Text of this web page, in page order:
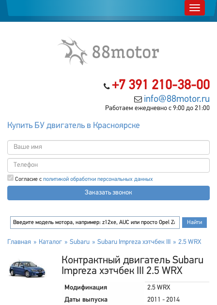
+7 391 210-38-00
info@88motor.ru
Работаем ежедневно с 9:00 до 21:00
Купить БУ двигатель в Красноярске
Согласие с политикой обработки персональных данных
Заказать звонок
Главная Каталог Subaru Subaru Impreza хэтчбек III 2.5 WRX
Контрактный двигатель Subaru
Impreza хэтчбек III 2.5 WRX
Модификация
2.5 WRX
Даты выпуска
2011 - 2014